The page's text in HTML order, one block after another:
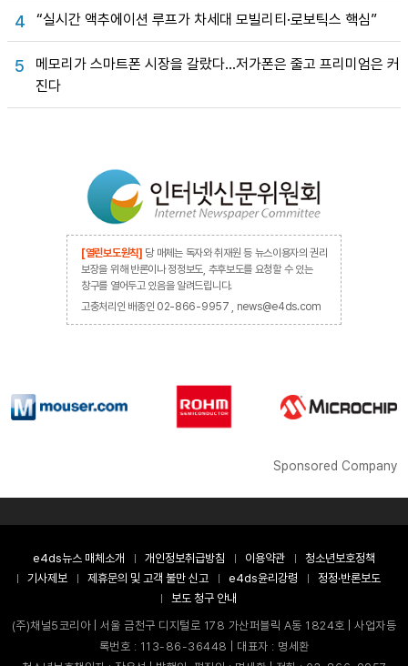
4 “실시간 액추에이션 루프가 차세대 모빌리티·로보틱스 핵심”
5
메모리가 스마트폰 시장을 갈랐다…저가폰은 줄고 프리미엄은 커
진다
[열린보도원칙] 당 매체는 독자와 취재원 등 뉴스이용자의 권리
보장을 위해 반론이나 정정보도, 추후보도를 요청할 수 있는
창구를 열어두고 있음을 알려드립니다.
고충처리인 배종인 02-866-9957 , news@e4ds.com
Sponsored Company
e4ds뉴스 매체소개 개인정보취급방침 이용약관
청소년보호정책
기사제보
제휴문의 및 고객 불만 신고 e4ds윤리강령
정정·반론보도
보도 청구 안내
(주)채널5코리아 | 서울 금천구 디지털로 178 가산퍼블릭 A동 1824호 | 사업자등
록번호 : 113-86-36448 | 대표자 : 명세환